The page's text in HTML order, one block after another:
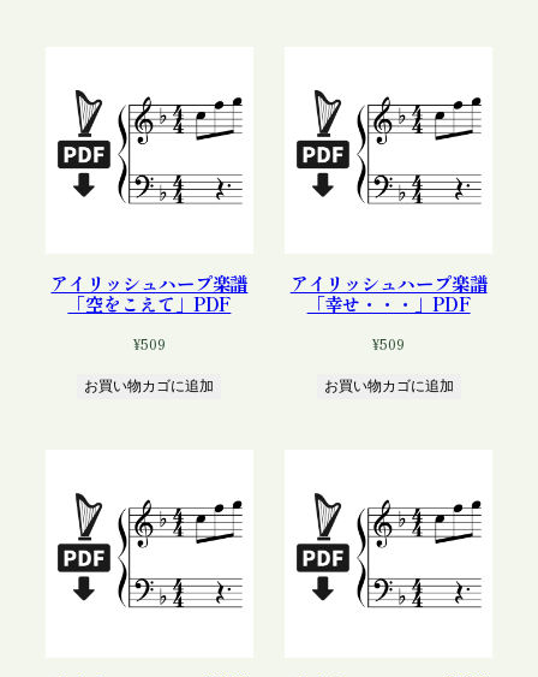
アイリッシュハープ楽譜
「空をこえて」PDF
¥509
お買い物カゴに追加
アイリッシュハープ楽譜
「幸せ・・・」PDF
¥509
お買い物カゴに追加